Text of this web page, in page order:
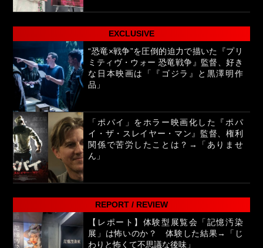
EXCLUSIVE
“恐竜×戦争”を圧倒的迫力で描いた『プリ
ミティヴ・ウォー 恐竜戦争』監督、好き
な日本映画は「『ゴジラ』と黒澤明作
品」
「ポパイ」をホラー映画化した『ポパ
イ・ザ・スレイヤー・マン』監督、権利
関係で苦労したことは？→「ありませ
ん」
REPORT / REVIEW
【レポート】体験型展覧会「記憶汚染
展」は怖いのか？ 体験した結果→「じ
わりと怖くて不思議な後味」